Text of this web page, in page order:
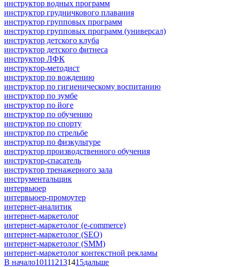
инструктор водных программ
инструктор грудничкового плавания
инструктор групповых программ
инструктор групповых программ (универсал)
инструктор детского клуба
инструктор детского фитнеса
инструктор ЛФК
инструктор-методист
инструктор по вождению
инструктор по гигиеническому воспитанию
инструктор по зумбе
инструктор по йоге
инструктор по обучению
инструктор по спорту
инструктор по стрельбе
инструктор по физкультуре
инструктор производственного обучения
инструктор-спасатель
инструктор тренажерного зала
инструментальщик
интервьюер
интервьюер-промоутер
интернет-аналитик
интернет-маркетолог
интернет-маркетолог (e-commerce)
интернет-маркетолог (SEO)
интернет-маркетолог (SMM)
интернет-маркетолог контекстной рекламы
В начало101112131415дальше